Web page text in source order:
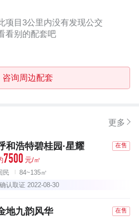
项目3公里内没有发现公交
看别的配套吧
咨询周边配套
更多
和浩特碧桂园·星耀 在售
7500 元/㎡
民
84~135㎡
确认取证 2022-08-30
地九韵风华 在售